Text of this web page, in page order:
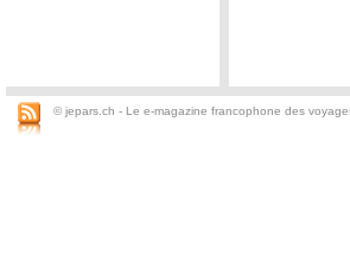
© jepars.ch - Le e-magazine francophone des